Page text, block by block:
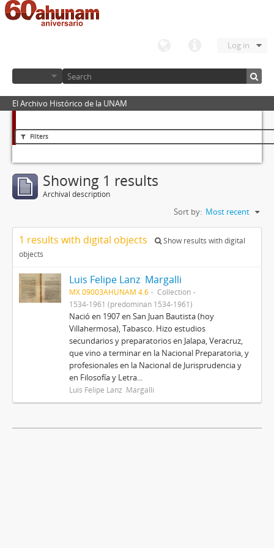
Log in
El Archivo Histórico de la UNAM
Filters
Showing 1 results
Archival description
Sort by: Most recent
1 results with digital objects
Show results with digital
objects
Luis Felipe Lanz Margalli
MX 09003AHUNAM 4.6
Collection
1534-1961 (predominan 1534-1961)
Nació en 1907 en San Juan Bautista (hoy
Villahermosa), Tabasco. Hizo estudios
secundarios y preparatorios en Jalapa, Veracruz,
que vino a terminar en la Nacional Preparatoria, y
profesionales en la Nacional de Jurisprudencia y
en Filosofía y Letra...
Luis Felipe Lanz Margalli